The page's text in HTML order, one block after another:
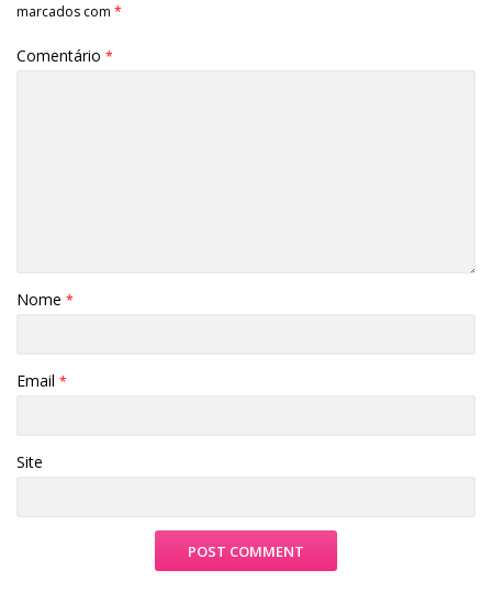
marcados com *
Comentário *
Nome *
Email *
Site